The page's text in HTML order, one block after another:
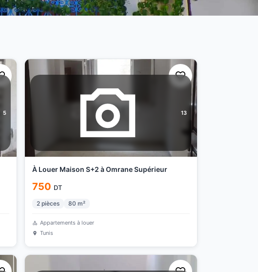
5 13
À Louer Maison S+2 à Omrane Supérieur
750 DT
2 pièces 80 m²
Appartements à louer
Tunis